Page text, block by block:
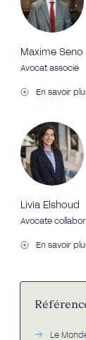
Maxime Seno
Avocat associé
En savoir
Livia Elshoud
Avocate
En savoir
Le